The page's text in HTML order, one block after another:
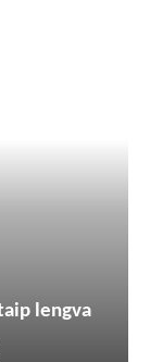
lengva